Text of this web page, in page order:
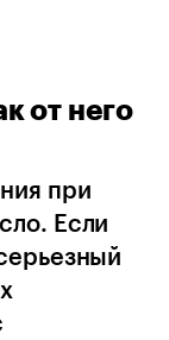
от него
при
Если